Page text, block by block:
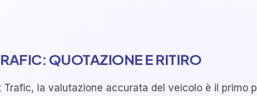
QUOTAZIONE E RITIRO
la valutazione accurata del veicolo è il primo